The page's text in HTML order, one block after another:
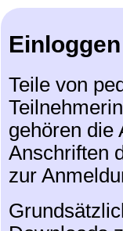
Teile von
gehören die
Anschriften
zur